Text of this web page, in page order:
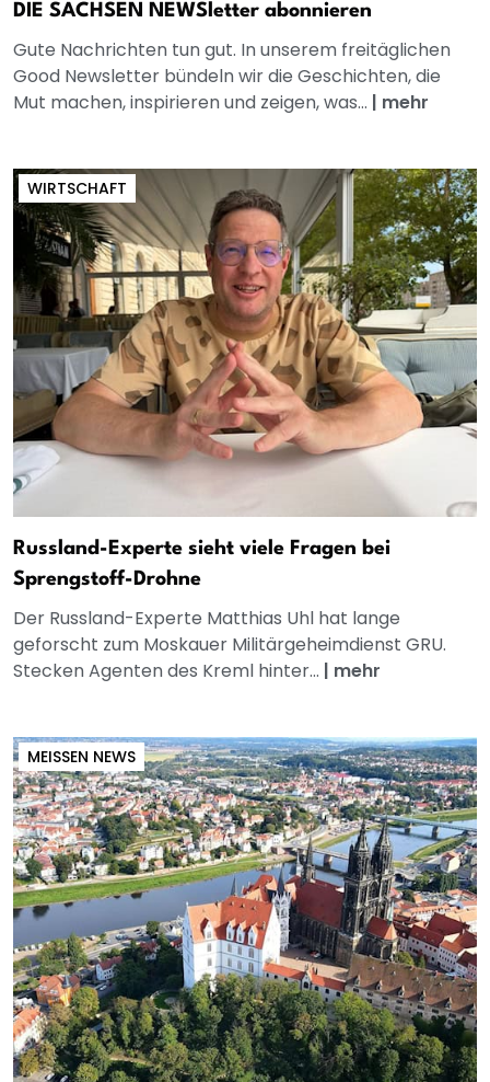
DIE SACHSEN NEWSletter abonnieren
Gute Nachrichten tun gut. In unserem freitäglichen
Good Newsletter bündeln wir die Geschichten, die
Mut machen, inspirieren und zeigen, was... | mehr
WIRTSCHAFT
Russland-Experte sieht viele Fragen bei
Sprengstoff-Drohne
Der Russland-Experte Matthias Uhl hat lange
geforscht zum Moskauer Militärgeheimdienst GRU.
Stecken Agenten des Kreml hinter... | mehr
MEISSEN NEWS